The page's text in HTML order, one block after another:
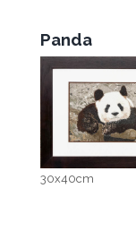
Panda
30x40cm